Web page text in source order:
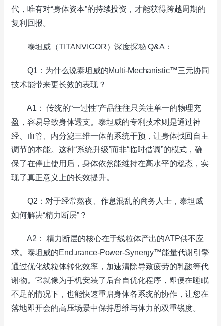
代，唯有对“身体资本”的持续投资，才能获得跨越周期的
复利回报。
泰坦威（TITANVIGOR）深度探秘 Q&A：
Q1：为什么说泰坦威的Multi-Mechanistic™三元协同
技术能带来更长效的表现？
A1： 传统的“一过性”产品往往只关注单一的物理充
盈，容易导致身体透支。泰坦威的专利技术则是通过神
经、血管、内分泌三维一体的系统干预，让身体找回自主
调节的本能。这种“系统升级”而非“临时借调”的模式，确
保了在停止使用后，身体依然能维持在高水平的稳态，实
现了真正意义上的长效提升。
Q2：对于经常熬夜、作息混乱的商务人士，泰坦威
如何解决“精力断层”？
A2： 精力断层的核心在于线粒体产出的ATP供不应
求。泰坦威的Endurance-Power-Synergy™能量代谢引擎
通过优化线粒体转化效率，加速清除导致疲劳的乳酸等代
谢物。它就像为手机安装了后台自优化程序，即便在睡眠
不足的情况下，也能快速重启身体各系统的协作，让您在
落地即开会的高压场景中保持思维与体力的双重锐度。